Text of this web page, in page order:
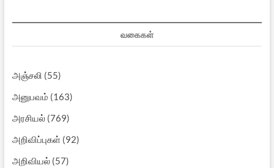
வகைகள்
அஞ்சலி (55)
அனுபவம் (163)
அரசியல்(769)
அறிவிப்புகள்(92)
அறிவியல்(57)